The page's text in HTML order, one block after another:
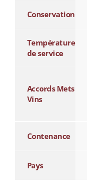
Conservation
Température
de service
Accords Mets
Vins
Contenance
Pays